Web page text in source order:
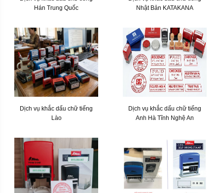
Hán Trung Quốc
Nhật Bản KATAKANA
Dịch vụ khắc dấu chữ tiếng
Lào
Dịch vụ khắc dấu chữ tiếng
Anh Hà Tĩnh Nghệ An